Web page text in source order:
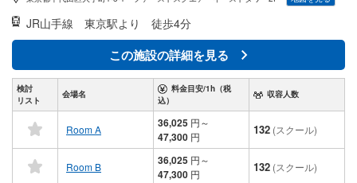
JR山手線 東京駅より 徒歩4分
この施設の詳細を見る
検討
リスト
会場名
料金目安/1h（税
込）
収容人数
Room A 36,025 円～
47,300 円 132 (スクール)
Room B 36,025 円～
47,300 円 132 (スクール)